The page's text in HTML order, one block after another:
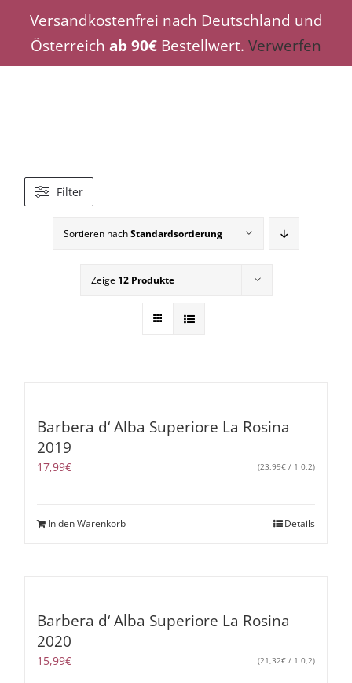
Versandkostenfrei nach Deutschland und
Österreich ab 90€ Bestellwert. Verwerfen
springen
Filter
Sortieren nachStandardsortierung
Zeige 12 Produkte
Barbera d‘ Alba Superiore La Rosina
2019
17,99€ (23,99€/ 1 0,2)
In den Warenkorb Details
Barbera d‘ Alba Superiore La Rosina
2020
15,99€ (21,32€/ 1 0,2)